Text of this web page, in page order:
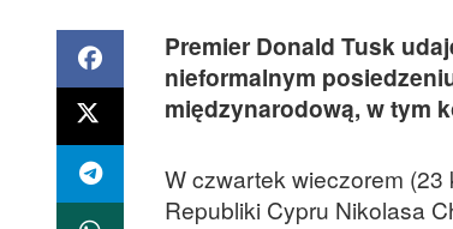
Premier Donald Tusk
nieformalnym
międzynarodową, w tym
W czwartek wieczorem
Republiki Cypru Nikolasa